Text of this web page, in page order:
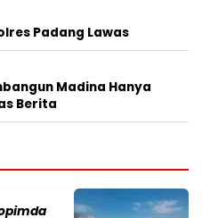
Padang Lawas
Madina Hanya
Berita